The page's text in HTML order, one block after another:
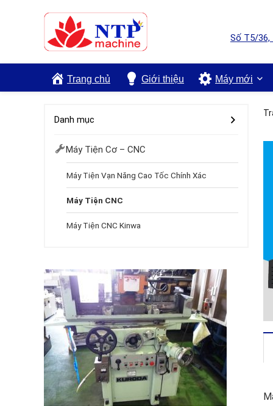
Số T5/36,
Trang chủ Giới thiệu Máy mới
Danh mục
Máy Tiện Cơ – CNC
Máy Tiện Vạn Năng Cao Tốc Chính Xác
Máy Tiện CNC
Máy Tiện CNC Kinwa